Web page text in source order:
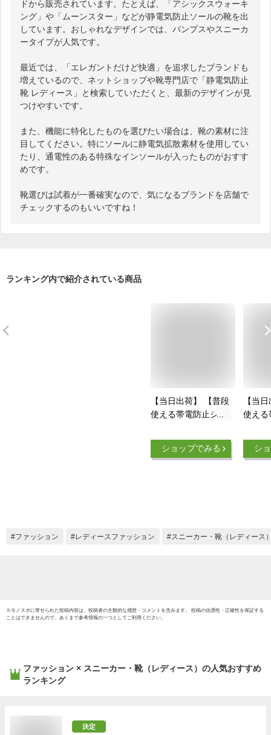
ドから販売されています。たとえば、「アシックスウォーキ
ング」や「ムーンスター」などが静電気防止ソールの靴を出
しています。おしゃれなデザインでは、パンプスやスニーカ
ータイプが人気です。
最近では、「エレガントだけど快適」を追求したブランドも
増えているので、ネットショップや靴専門店で「静電気防止
靴 レディース」と検索していただくと、最新のデザインが見
つけやすいです。
また、機能に特化したものを選びたい場合は、靴の素材に注
目してください。特にソールに静電気拡散素材を使用してい
たり、通電性のある特殊なインソールが入ったものがおすす
めです。
靴選びは試着が一番確実なので、気になるブランドを店舗で
チェックするのもいいですね！
ランキング内で紹介されている商品
【当日出荷】 【普段
使える帯電防止シュ
ニーカー 作業靴 レ
ディース 丸五 ヤン
ショップでみる
【当
使える
ニーカ
ディ
シ
ファッション レディースファッション スニーカー・靴（レディース
※モノスポに寄せられた投稿内容は、投稿者の主観的な感想・コメントを含みます。 投稿の信憑性・正確性を保証する
ことはできませんので、あくまで参考情報の一つとしてご利用ください。
ファッション × スニーカー・靴（レディース） の人気おすすめ
ランキング
決定